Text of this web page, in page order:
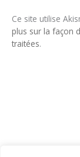
Ce site utilise
plus sur la façon
traitées.